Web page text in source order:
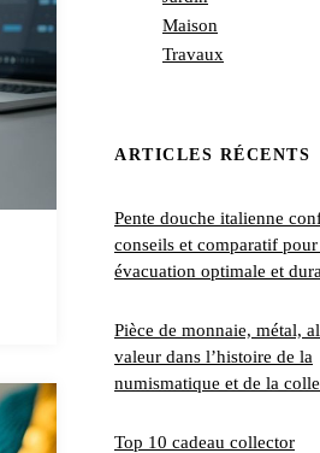
Maison
Travaux
ARTICLES RÉCENTS
Pente douche italienne
conseils et comparatif pour
évacuation optimale et
Pièce de monnaie, métal,
valeur dans l’histoire de la
numismatique et de la
Top 10 cadeau collector